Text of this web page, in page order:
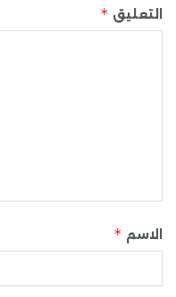
التعليق *
الاسم *